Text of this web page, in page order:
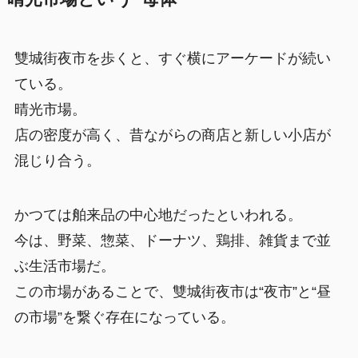
雙城街夜市を歩くと、すぐ横にアーケードが続い
ている。
晴光市場。
店の密度が高く、昔ながらの商店と新しい小店が
混じり合う。
かつては舶来品の中心地だったといわれる。
今は、野菜、惣菜、ドーナツ、鶏排、雑貨まで並
ぶ生活市場だ。
この市場があることで、雙城街夜市は“夜市”と“昼
の市場”を繋ぐ存在になっている。